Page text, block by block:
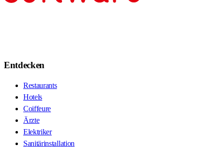
Entdecken
Restaurants
Hotels
Coiffeure
Ärzte
Elektriker
Sanitärinstallation